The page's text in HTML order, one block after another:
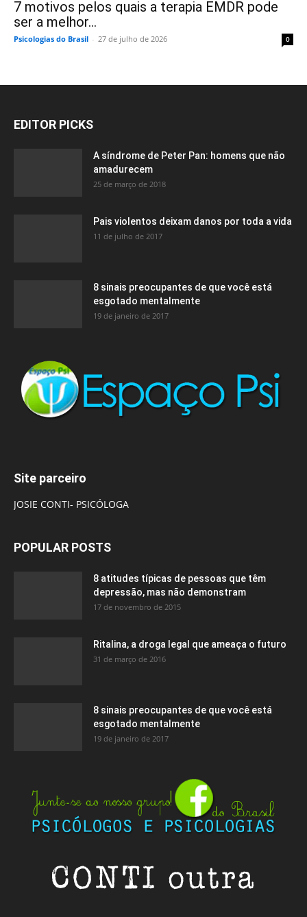
7 motivos pelos quais a terapia EMDR pode
ser a melhor...
Psicologias do Brasil - 27 de julho de 2026 0
EDITOR PICKS
A síndrome de Peter Pan: homens que não
amadurecem
25 de março de 2018
Pais violentos deixam danos por toda a vida
11 de julho de 2017
8 sinais preocupantes de que você está
esgotado mentalmente
19 de janeiro de 2017
Site parceiro
JOSIE CONTI- PSICÓLOGA
POPULAR POSTS
8 atitudes típicas de pessoas que têm
depressão, mas não demonstram
17 de novembro de 2015
Ritalina, a droga legal que ameaça o futuro
31 de março de 2016
8 sinais preocupantes de que você está
esgotado mentalmente
19 de janeiro de 2017